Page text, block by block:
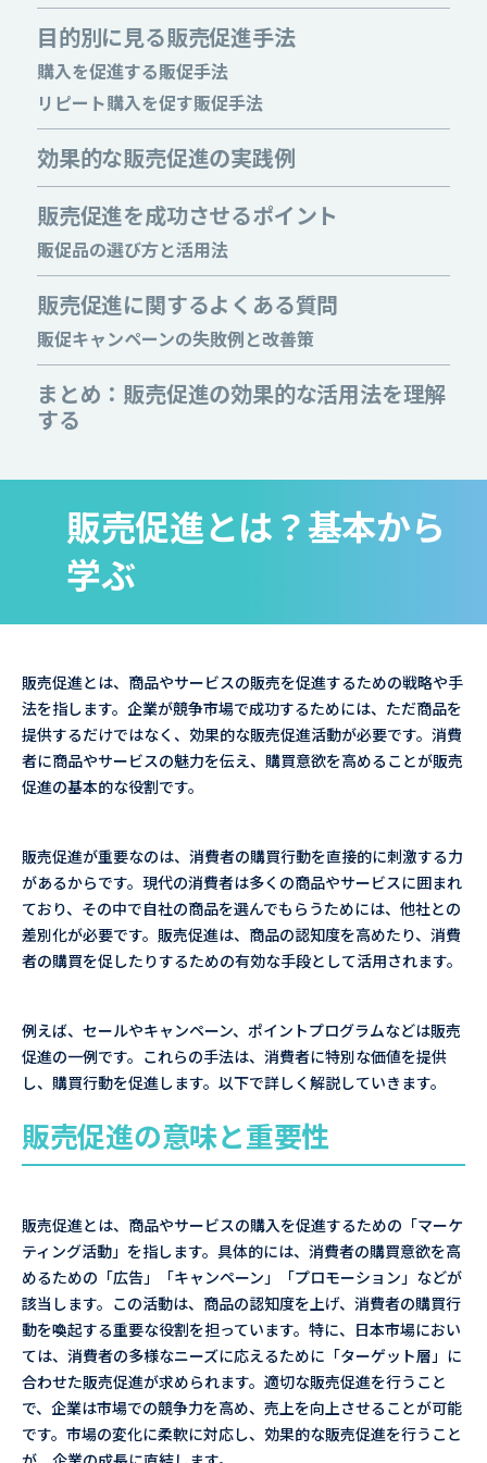
目的別に見る販売促進手法
購入を促進する販促手法
リピート購入を促す販促手法
効果的な販売促進の実践例
販売促進を成功させるポイント
販促品の選び方と活用法
販売促進に関するよくある質問
販促キャンペーンの失敗例と改善策
まとめ：販売促進の効果的な活用法を理解
する
販売促進とは？基本から
学ぶ
販売促進とは、商品やサービスの販売を促進するための戦略や手
法を指します。企業が競争市場で成功するためには、ただ商品を
提供するだけではなく、効果的な販売促進活動が必要です。消費
者に商品やサービスの魅力を伝え、購買意欲を高めることが販売
促進の基本的な役割です。
販売促進が重要なのは、消費者の購買行動を直接的に刺激する力
があるからです。現代の消費者は多くの商品やサービスに囲まれ
ており、その中で自社の商品を選んでもらうためには、他社との
差別化が必要です。販売促進は、商品の認知度を高めたり、消費
者の購買を促したりするための有効な手段として活用されます。
例えば、セールやキャンペーン、ポイントプログラムなどは販売
促進の一例です。これらの手法は、消費者に特別な価値を提供
し、購買行動を促進します。以下で詳しく解説していきます。
販売促進の意味と重要性
販売促進とは、商品やサービスの購入を促進するための「マーケ
ティング活動」を指します。具体的には、消費者の購買意欲を高
めるための「広告」「キャンペーン」「プロモーション」などが
該当します。この活動は、商品の認知度を上げ、消費者の購買行
動を喚起する重要な役割を担っています。特に、日本市場におい
ては、消費者の多様なニーズに応えるために「ターゲット層」に
合わせた販売促進が求められます。適切な販売促進を行うこと
で、企業は市場での競争力を高め、売上を向上させることが可能
です。市場の変化に柔軟に対応し、効果的な販売促進を行うこと